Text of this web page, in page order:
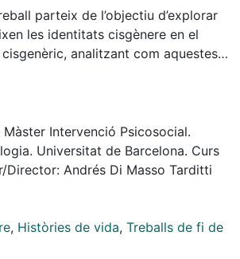
parteix de l’objectiu d’explorar
les identitats cisgènere en el
analitzant com aquestes
de dinàmiques de poder
crítica i seguint una
s’ha realitzat una anàlisi
dels relats de vida generitzats de
distribuïdes al llarg de tres
(home i dona) i la sexualitat
Aquesta anàlisi ha permès
persones cisgènere es posicionen
Màster Intervenció Psicosocial.
Universitat de Barcelona. Curs
Director: Andrés Di Masso Tarditti
, Històries de vida, Treballs de fi de